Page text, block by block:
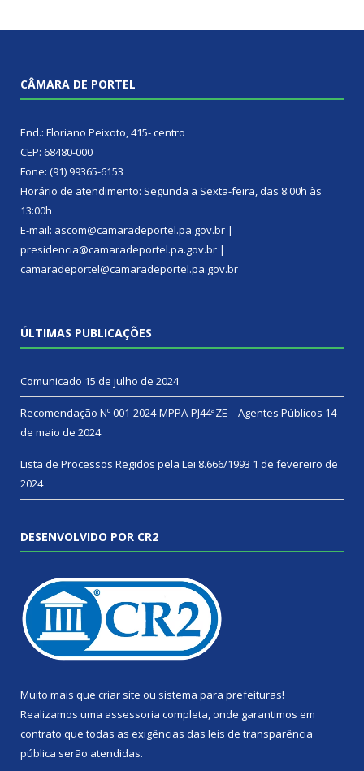
CÂMARA DE PORTEL
End.: Floriano Peixoto, 415- centro
CEP: 68480-000
Fone: (91) 99365-6153
Horário de atendimento: Segunda a Sexta-feira, das 8:00h às
13:00h
E-mail: ascom@camaradeportel.pa.gov.br |
presidencia@camaradeportel.pa.gov.br |
camaradeportel@camaradeportel.pa.gov.br
ÚLTIMAS PUBLICAÇÕES
Comunicado 15 de julho de 2024
Recomendação Nº 001-2024-MPPA-PJ44ªZE – Agentes Públicos 14
de maio de 2024
Lista de Processos Regidos pela Lei 8.666/1993 1 de fevereiro de
2024
DESENVOLVIDO POR CR2
Muito mais que criar site ou sistema para prefeituras!
Realizamos uma assessoria completa, onde garantimos em
contrato que todas as exigências das leis de transparência
pública serão atendidas.